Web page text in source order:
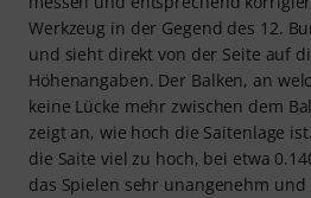
Werkzeug in der Gegend des 12.
und sieht direkt von der Seite auf
Höhenangaben. Der Balken, an
keine Lücke mehr zwischen dem
zeigt an, wie hoch die Saitenlage
die Saite viel zu hoch, bei etwa
das Spielen sehr unangenehm und